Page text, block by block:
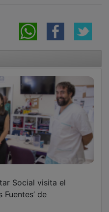
garantiza la
Paritorio